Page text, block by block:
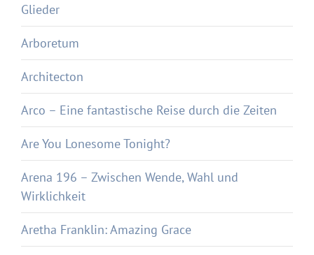
Glieder
Arboretum
Architecton
Arco – Eine fantastische Reise durch die Zeiten
Are You Lonesome Tonight?
Arena 196 – Zwischen Wende, Wahl und
Wirklichkeit
Aretha Franklin: Amazing Grace